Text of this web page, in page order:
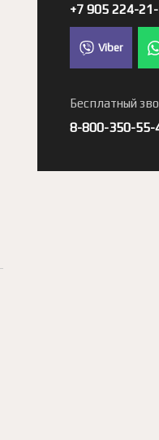
+7 905 224-
Viber
Бесплатный
8-800-350-55-